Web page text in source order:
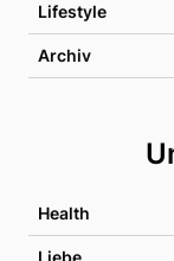
Lifestyle
Archiv
Health
Liebe